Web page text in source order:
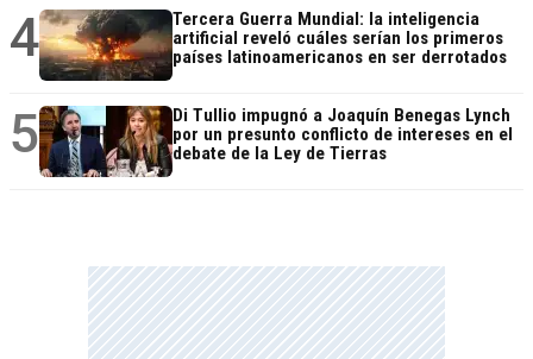
4
Tercera Guerra Mundial: la inteligencia
artificial reveló cuáles serían los primeros
países latinoamericanos en ser derrotados
5
Di Tullio impugnó a Joaquín Benegas Lynch
por un presunto conflicto de intereses en el
debate de la Ley de Tierras